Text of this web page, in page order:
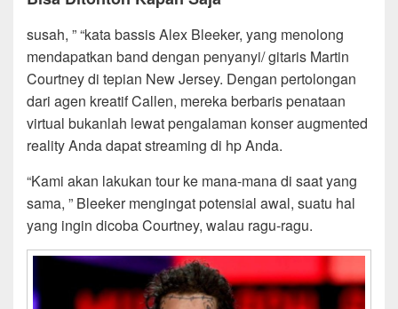
susah, ” “kata bassis Alex Bleeker, yang menolong
mendapatkan band dengan penyanyi/ gitaris Martin
Courtney di tepian New Jersey. Dengan pertolongan
dari agen kreatif Callen, mereka berbaris penataan
virtual bukanlah lewat pengalaman konser augmented
reality Anda dapat streaming di hp Anda.
“Kami akan lakukan tour ke mana-mana di saat yang
sama, ” Bleeker mengingat potensial awal, suatu hal
yang ingin dicoba Courtney, walau ragu-ragu.